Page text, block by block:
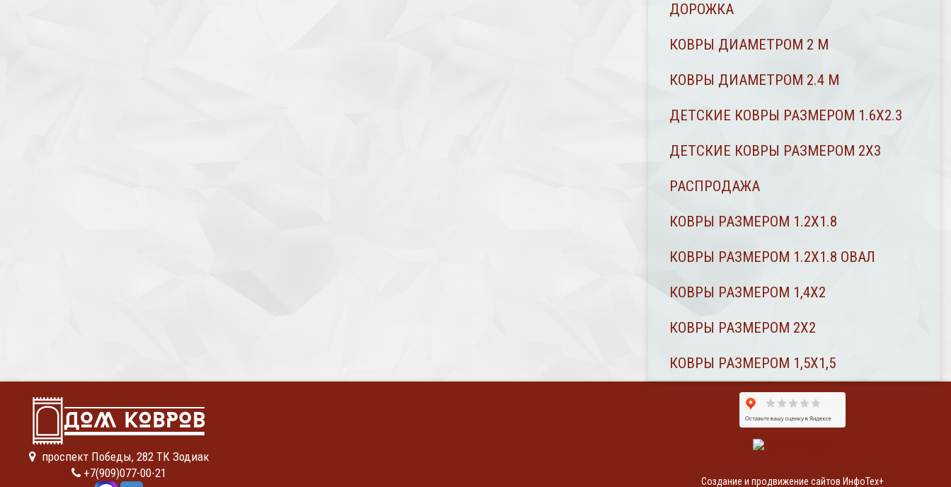
ДОРОЖКА
КОВРЫ ДИАМЕТРОМ 2 М
КОВРЫ ДИАМЕТРОМ 2.4 M
ДЕТСКИЕ КОВРЫ РАЗМЕРОМ 1.6Х2.3
ДЕТСКИЕ КОВРЫ РАЗМЕРОМ 2Х3
РАСПРОДАЖА
КОВРЫ РАЗМЕРОМ 1.2Х1.8
КОВРЫ РАЗМЕРОМ 1.2Х1.8 ОВАЛ
КОВРЫ РАЗМЕРОМ 1,4Х2
КОВРЫ РАЗМЕРОМ 2Х2
КОВРЫ РАЗМЕРОМ 1,5Х1,5
проспект Победы, 282 ТК Зодиак
+7(909)077-00-21
Создание и продвижение сайтов ИнфоТех+